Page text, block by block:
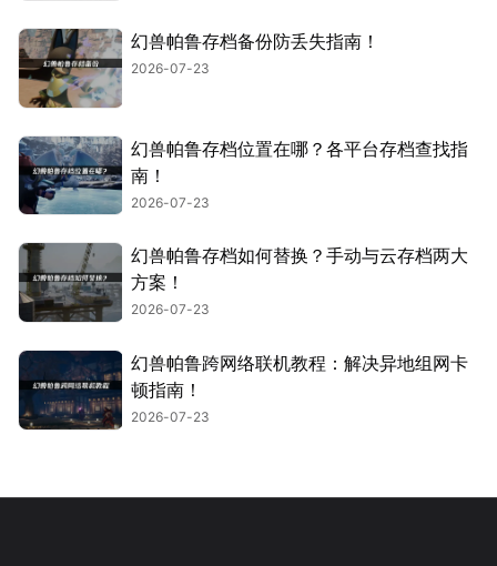
幻兽帕鲁存档备份防丢失指南！
2026-07-23
幻兽帕鲁存档位置在哪？各平台存档查找指
南！
2026-07-23
幻兽帕鲁存档如何替换？手动与云存档两大
方案！
2026-07-23
幻兽帕鲁跨网络联机教程：解决异地组网卡
顿指南！
2026-07-23